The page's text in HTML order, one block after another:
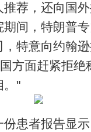
荐，还向国
间，特朗普
特意向约翰
方面赶紧拒绝
。"
份患者报告显